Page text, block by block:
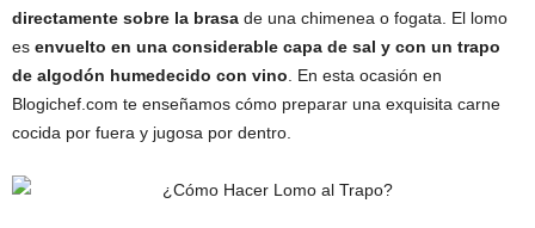
directamente sobre la brasa de una chimenea o fogata. El lomo
es envuelto en una considerable capa de sal y con un trapo
de algodón humedecido con vino . En esta ocasión en
Blogichef.com te enseñamos cómo preparar una exquisita carne
cocida por fuera y jugosa por dentro.